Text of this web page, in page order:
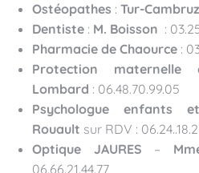
Ostéopathes : Tur-
Dentiste : M. Boisson :
Pharmacie de Chaource :
Protection
Lombard : 06.48.70.99.05
Psychologue enfants
Rouault sur RDV :
Optique JAURES –
06.66.21.44.77